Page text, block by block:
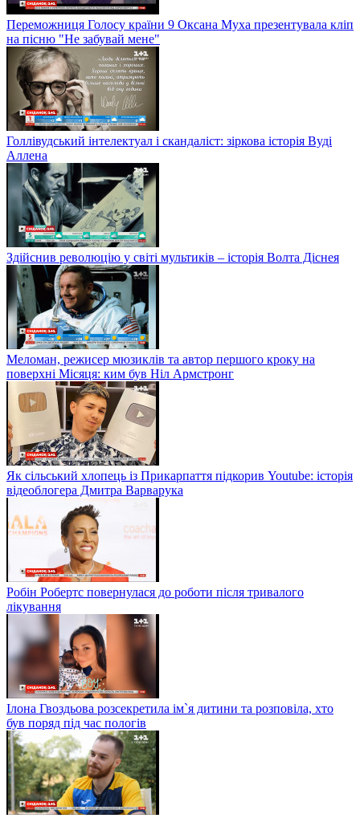
Переможниця Голосу країни 9 Оксана Муха презентувала кліп
на пісню "Не забувай мене"
Голлівудський інтелектуал і скандаліст: зіркова історія Вуді
Аллена
Здійснив революцію у світі мультиків – історія Волта Діснея
Меломан, режисер мюзиклів та автор першого кроку на
поверхні Місяця: ким був Ніл Армстронг
Як сільський хлопець із Прикарпаття підкорив Youtube: історія
відеоблогера Дмитра Варварука
Робін Робертс повернулася до роботи після тривалого
лікування
Ілона Гвоздьова розсекретила ім`я дитини та розповіла, хто
був поряд під час пологів